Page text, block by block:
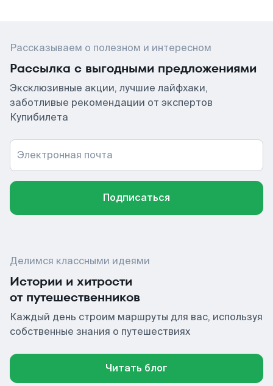
Рассказываем о полезном и интересном
Рассылка с выгодными предложениями
Эксклюзивные акции, лучшие лайфхаки,
заботливые рекомендации от экспертов
Купибилета
Электронная почта
Подписаться
Делимся классными идеями
Истории и хитрости
от путешественников
Каждый день строим маршруты для вас, используя
собственные знания о путешествиях
Читать блог